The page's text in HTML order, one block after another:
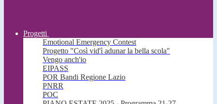
Progetti
Emotional Emergency Contest
Progetto "Così vid'ì adunar la bella scola"
Vengo anch'io
EIPASS
POR Bandi Regione Lazio
PNRR
POC